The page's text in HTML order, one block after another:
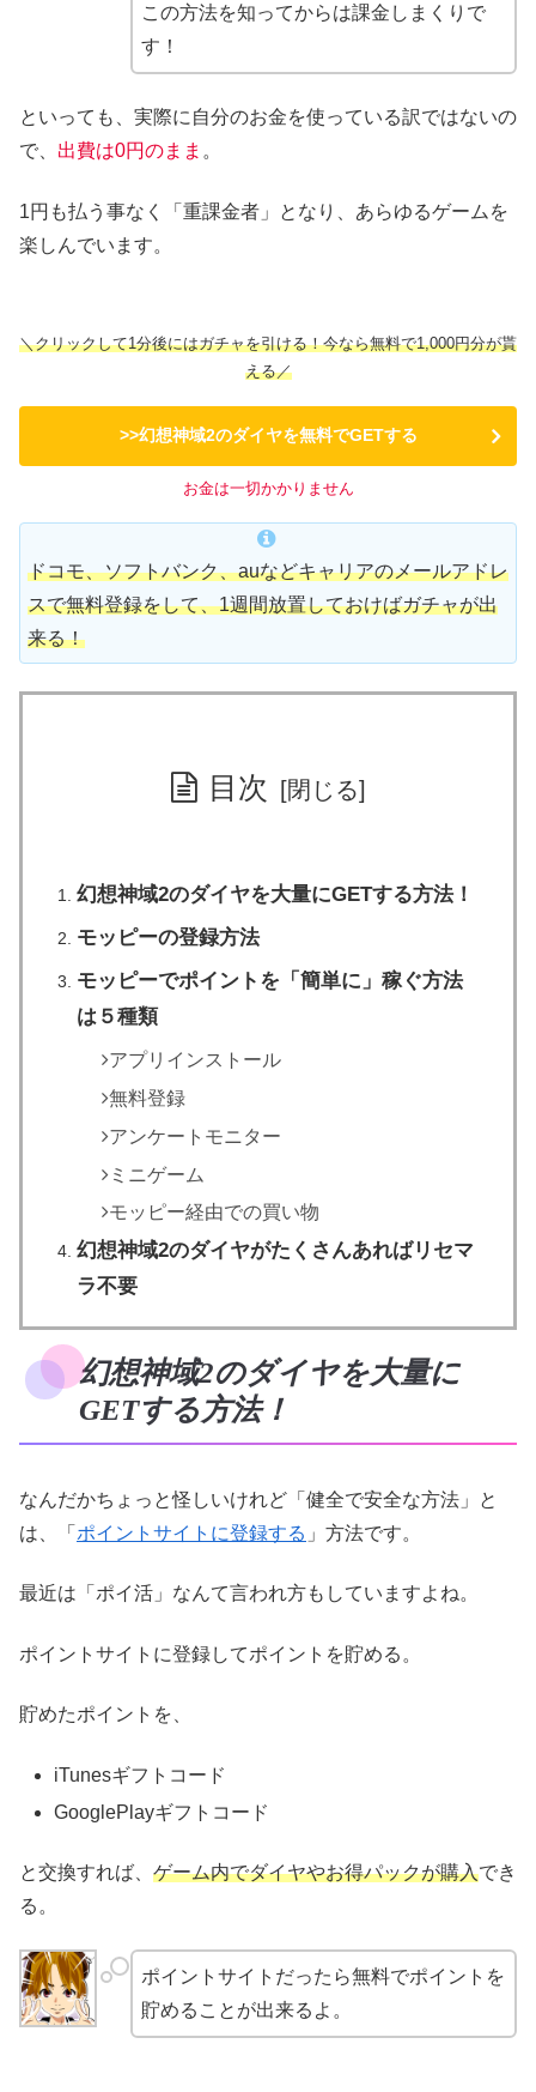
この方法を知ってからは課金しまくりで
す！
といっても、実際に自分のお金を使っている訳ではないの
で、 出費は0円のまま 。
1円も払う事なく「重課金者」となり、あらゆるゲームを
楽しんでいます。
＼クリックして1分後にはガチャを引ける！今なら無料で1,000円分が貰
える／
>>幻想神域2のダイヤを無料でGETする
お金は一切かかりません
ドコモ、ソフトバンク、auなどキャリアのメールアドレ
スで無料登録をして、1週間放置しておけばガチャが出
来る！
目次
幻想神域2のダイヤを大量にGETする方法！
モッピーの登録方法
モッピーでポイントを「簡単に」稼ぐ方法
は５種類
アプリインストール
無料登録
アンケートモニター
ミニゲーム
モッピー経由での買い物
幻想神域2のダイヤがたくさんあればリセマ
ラ不要
幻想神域2のダイヤを大量に
GETする方法！
なんだかちょっと怪しいけれど「健全で安全な方法」と
は、「 ポイントサイトに登録する 」方法です。
最近は「ポイ活」なんて言われ方もしていますよね。
ポイントサイトに登録してポイントを貯める。
貯めたポイントを、
iTunesギフトコード
GooglePlayギフトコード
と交換すれば、 ゲーム内でダイヤやお得パックが購入でき
る。
ポイントサイトだったら無料でポイントを
貯めることが出来るよ。